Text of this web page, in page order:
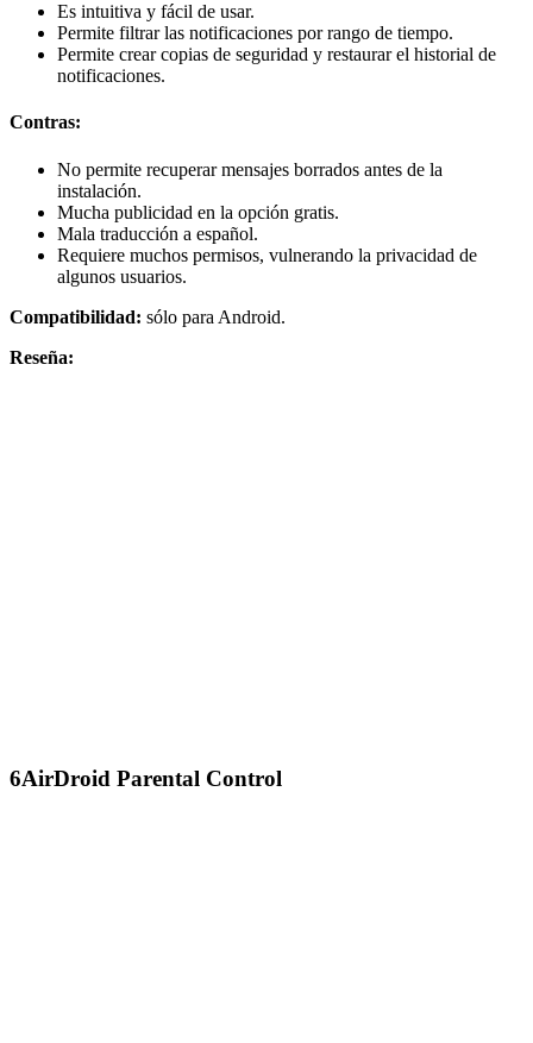
Es intuitiva y fácil de usar.
Permite filtrar las notificaciones por rango de tiempo.
Permite crear copias de seguridad y restaurar el historial de
notificaciones.
Contras:
No permite recuperar mensajes borrados antes de la
instalación.
Mucha publicidad en la opción gratis.
Mala traducción a español.
Requiere muchos permisos, vulnerando la privacidad de
algunos usuarios.
Compatibilidad: sólo para Android.
Reseña:
6AirDroid Parental Control